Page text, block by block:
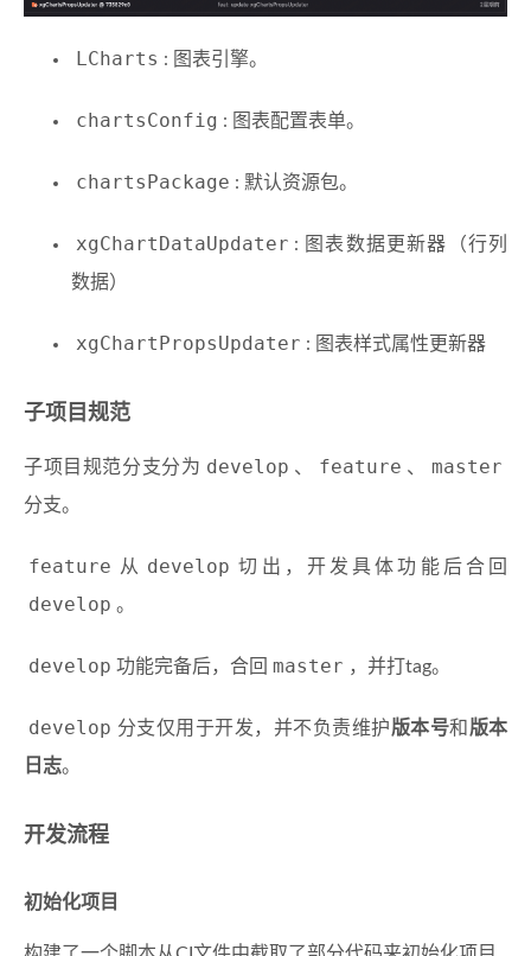
LCharts : 图表引擎。
chartsConfig : 图表配置表单。
chartsPackage : 默认资源包。
xgChartDataUpdater : 图表数据更新器（行列
数据）
xgChartPropsUpdater : 图表样式属性更新器
子项目规范
子项目规范分支分为 develop 、 feature 、 master
分支。
feature 从 develop 切出，开发具体功能后合回
develop 。
develop 功能完备后，合回 master ，并打tag。
develop 分支仅用于开发，并不负责维护版本号和 版本
日志。
开发流程
初始化项目